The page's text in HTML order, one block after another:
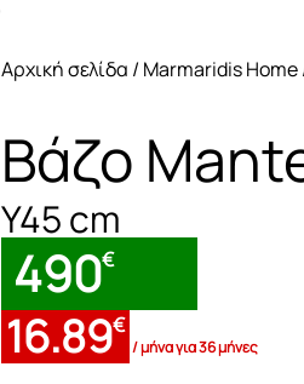
Αρχική σελίδα / Marmaridis Home
Βάζο
Y45 cm
490€
16.89€
/ μήνα για 36 μήνες